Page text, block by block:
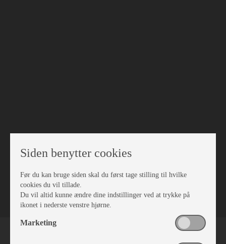
VÆRKSTED
Siden benytter cookies
Før du kan bruge siden skal du først tage stilling til hvilke
cookies du vil tillade.
Du vil altid kunne ændre dine indstillinger ved at trykke på
ikonet i nederste venstre hjørne.
Marketing